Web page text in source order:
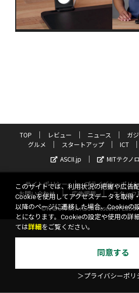
TOP レビュー ニュース ガ
グルメ
スタートアップ ICT
ASCII.jp
MITテクノ
サイトポリシー プライバシーポリ
お問い合わせ
広告掲載 スタッフ
©KADOKAWA ASCII Research
このサイトでは、利用状況の把握や広告
Cookieを使用してアクセスデータを取得
以降のページに遷移した場合、Cookieの
とになります。Cookieの設定や使用の詳
ては詳細 をご覧ください。
同意する
＞プライバシーポリ